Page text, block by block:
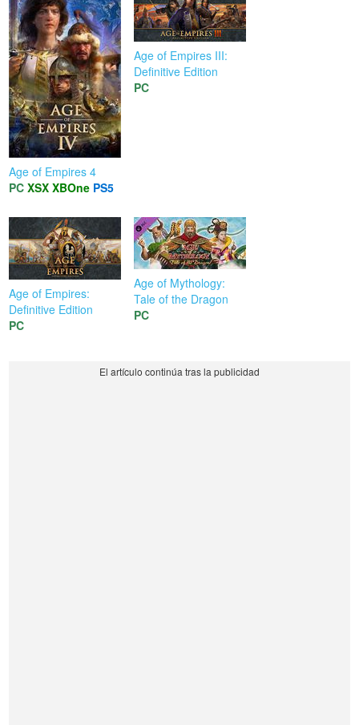
Age of Empires 4
PC XSX XBOne PS5
Age of Empires III:
Definitive Edition
PC
Age of Empires:
Definitive Edition
PC
Age of Mythology:
Tale of the Dragon
PC